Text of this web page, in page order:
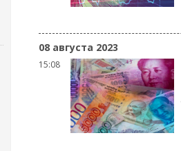
08 августа 2023
15:08